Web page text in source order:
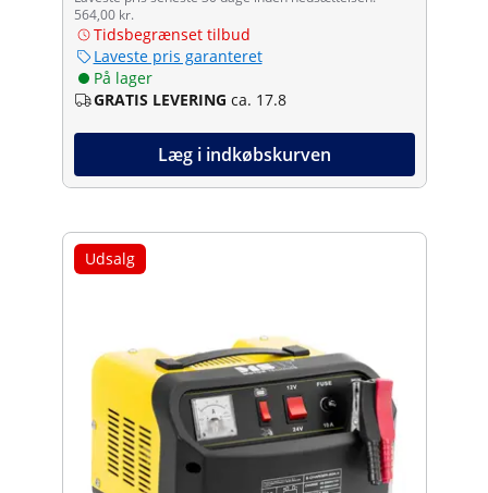
564,00 kr.
Tidsbegrænset tilbud
Laveste pris garanteret
På lager
GRATIS LEVERING ca. 17.8
Læg i indkøbskurven
Udsalg